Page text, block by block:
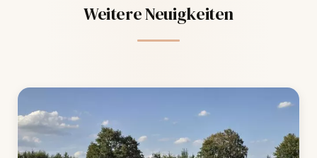
Weitere Neuigkeiten